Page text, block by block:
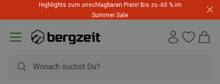
Highlights zum unschlagbaren Preis! Bis zu -60 % im
Summer Sale